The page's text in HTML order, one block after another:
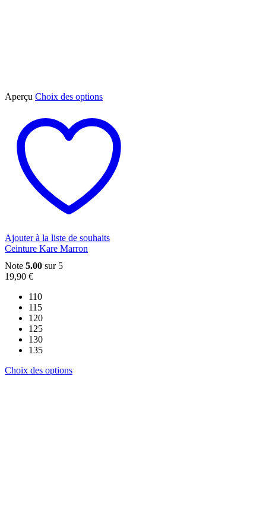
Aperçu Choix des optionsCe
plusieurs
variations.
Les
options
peuvent
être
choisies
du
produit
Ajouter à la liste de souhaits
Ceinture Kare Marron
Note 5.00 sur 5
19,90 €
110
115
120
125
130
135
Choix des optionsCe